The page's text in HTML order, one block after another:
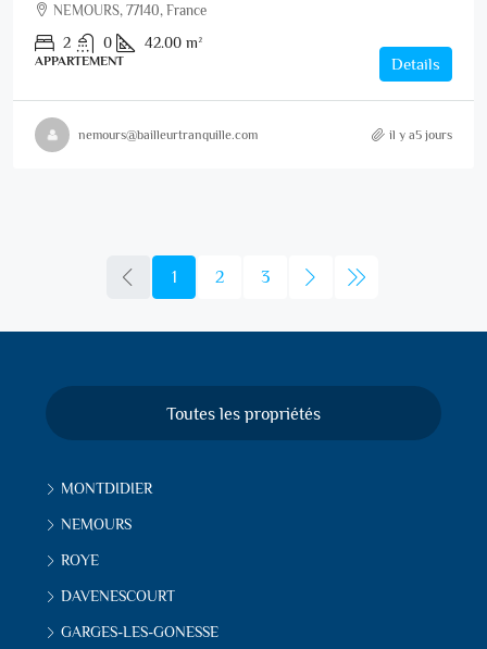
NEMOURS, 77140, France
2 0 42.00 m²
APPARTEMENT Details
nemours@bailleurtranquille.com il y a5 jours
1 2 3
Toutes les propriétés
MONTDIDIER
NEMOURS
ROYE
DAVENESCOURT
GARGES-LES-GONESSE